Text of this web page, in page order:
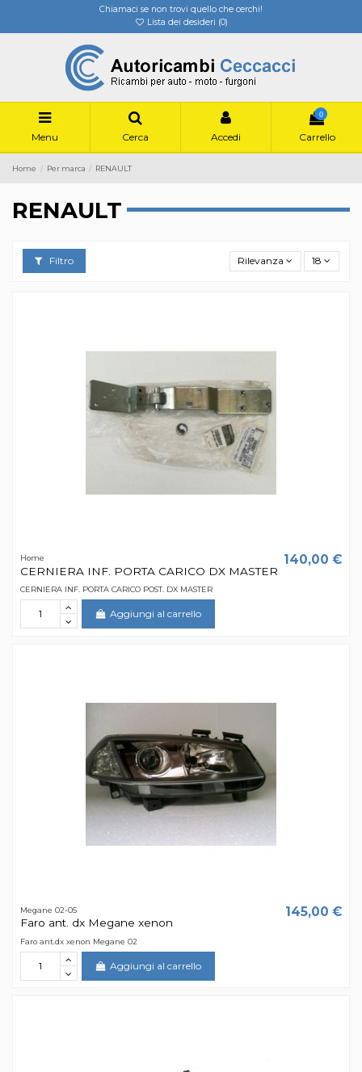
Chiamaci se non trovi quello che cerchi!
Lista dei desideri (0)
Menu Cerca Accedi
0
Carrello
Home Per marca RENAULT
RENAULT
Filtro Rilevanza 18
Home
CERNIERA INF. PORTA CARICO DX MASTER
140,00 €
CERNIERA INF. PORTA CARICO POST. DX MASTER
Aggiungi al carrello
Megane 02-05
Faro ant. dx Megane xenon
145,00 €
Faro ant.dx xenon Megane 02
Aggiungi al carrello